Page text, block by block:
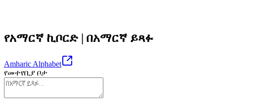
የአማርኛ ኪቦርድ | በአማርኛ ይጻፉ
Amharic Alphabet
የመተየቢያ ቦታ